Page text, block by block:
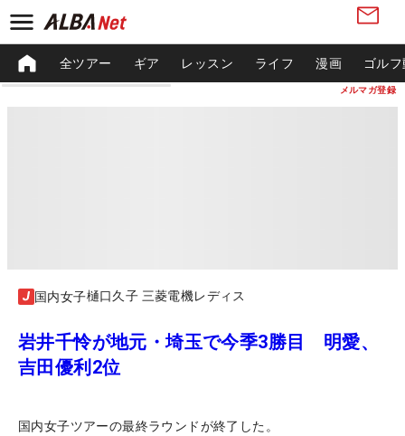
メルマガ登録
全ツアー ギア レッスン ライフ 漫画 ゴル
国内女子樋口久子 三菱電機レディス
岩井千怜が地元・埼玉で今季3勝目 明愛、
吉田優利2位
国内女子ツアーの最終ラウンドが終了した。